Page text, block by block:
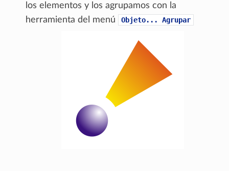
los elementos y los agrupamos con la
herramienta del menú
Objeto... Agrupar